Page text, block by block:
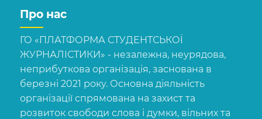
Про нас
ГО «ПЛАТФОРМА СТУДЕНТСЬКОЇ
ЖУРНАЛІСТИКИ» - незалежна, неурядова,
неприбуткова організація, заснована в
березні 2021 року. Основна діяльність
організації спрямована на захист та
розвиток свободи слова і думки, вільних та